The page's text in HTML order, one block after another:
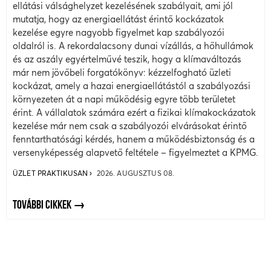
ellátási válsághelyzet kezelésének szabályait, ami jól
mutatja, hogy az energiaellátást érintő kockázatok
kezelése egyre nagyobb figyelmet kap szabályozói
oldalról is. A rekordalacsony dunai vízállás, a hőhullámok
és az aszály egyértelművé teszik, hogy a klímaváltozás
már nem jövőbeli forgatókönyv: kézzelfogható üzleti
kockázat, amely a hazai energiaellátástól a szabályozási
környezeten át a napi működésig egyre több területet
érint. A vállalatok számára ezért a fizikai klímakockázatok
kezelése már nem csak a szabályozói elvárásokat érintő
fenntarthatósági kérdés, hanem a működésbiztonság és a
versenyképesség alapvető feltétele – figyelmeztet a KPMG.
ÜZLET PRAKTIKUSAN 2026. AUGUSZTUS 08.
TOVÁBBI CIKKEK